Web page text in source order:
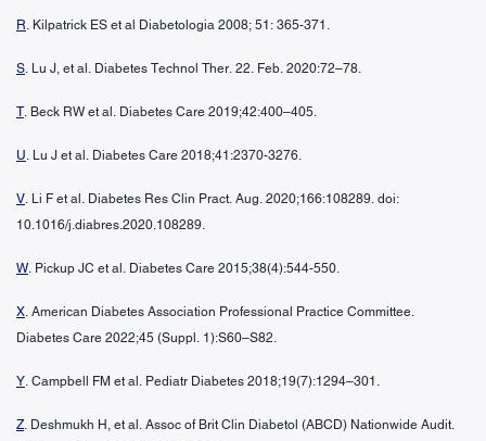
R. Kilpatrick ES et al Diabetologia 2008; 51: 365-371.
S. Lu J, et al. Diabetes Technol Ther. 22. Feb. 2020:72–78.
T. Beck RW et al. Diabetes Care 2019;42:400–405.
U. Lu J et al. Diabetes Care 2018;41:2370-3276.
V. Li F et al. Diabetes Res Clin Pract. Aug. 2020;166:108289. doi:
10.1016/j.diabres.2020.108289.
W. Pickup JC et al. Diabetes Care 2015;38(4):544-550.
X. American Diabetes Association Professional Practice Committee.
Diabetes Care 2022;45 (Suppl. 1):S60–S82.
Y. Campbell FM et al. Pediatr Diabetes 2018;19(7):1294–301.
Z. Deshmukh H, et al. Assoc of Brit Clin Diabetol (ABCD) Nationwide Audit.